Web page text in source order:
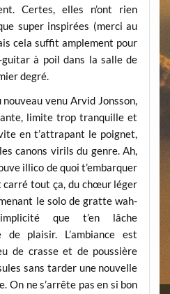
Certes, elles n’ont rien
super inspirées (merci au
cela suffit amplement pour
guitar à poil dans la salle de
degré.
venu Arvid Jonsson,
limite trop tranquille et
en t’attrapant le poignet,
canons virils du genre. Ah,
illico de quoi t’embarquer
carré tout ça, du chœur léger
le solo de gratte wah-
que t’en lâche
plaisir. L’ambiance est
de crasse et de poussière
sans tarder une nouvelle
On ne s’arrête pas en si bon